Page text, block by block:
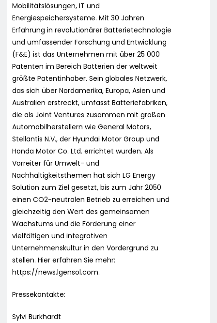
Mobilitätslösungen, IT und
Energiespeichersysteme. Mit 30 Jahren
Erfahrung in revolutionärer Batterietechnologie
und umfassender Forschung und Entwicklung
(F&E) ist das Unternehmen mit über 25 000
Patenten im Bereich Batterien der weltweit
größte Patentinhaber. Sein globales Netzwerk,
das sich über Nordamerika, Europa, Asien und
Australien erstreckt, umfasst Batteriefabriken,
die als Joint Ventures zusammen mit großen
Automobilherstellern wie General Motors,
Stellantis N.V., der Hyundai Motor Group und
Honda Motor Co. Ltd. errichtet wurden. Als
Vorreiter für Umwelt- und
Nachhaltigkeitsthemen hat sich LG Energy
Solution zum Ziel gesetzt, bis zum Jahr 2050
einen CO2-neutralen Betrieb zu erreichen und
gleichzeitig den Wert des gemeinsamen
Wachstums und die Förderung einer
vielfältigen und integrativen
Unternehmenskultur in den Vordergrund zu
stellen. Hier erfahren Sie mehr:
https://news.lgensol.com.
Pressekontakte:
Sylvi Burkhardt